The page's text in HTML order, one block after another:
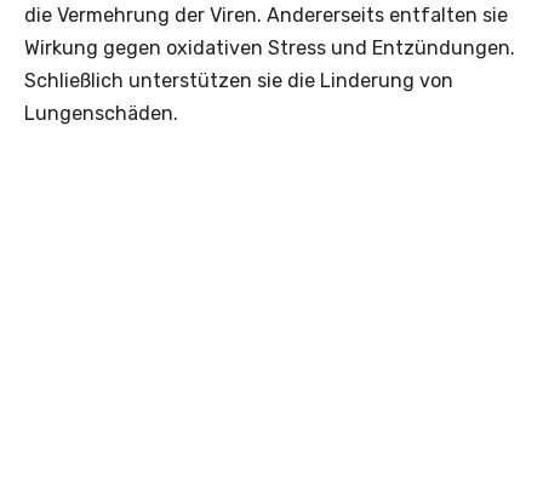
die Vermehrung der Viren. Andererseits entfalten sie
Wirkung gegen oxidativen Stress und Entzündungen.
Schließlich unterstützen sie die Linderung von
Lungenschäden.